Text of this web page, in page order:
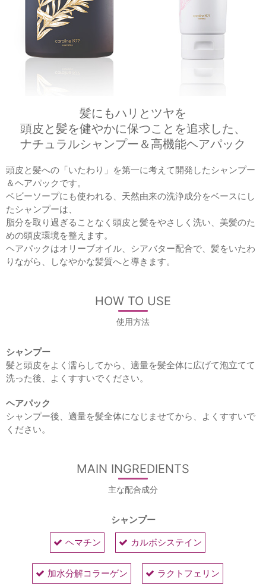
髪にもハリとツヤを
頭皮と髪を健やかに保つことを追求した、
ナチュラルシャンプー＆高機能ヘアパック
頭皮と髪への「いたわり」を第一に考えて開発したシャンプー
＆ヘアパックです。
ベビーソープにも使われる、天然由来の洗浄成分をベースにし
たシャンプーは、
脂分を取り過ぎることなく頭皮と髪をやさしく洗い、美髪のた
めの頭皮環境を整えます。
ヘアパックはオリーブオイル、シアバター配合で、髪をいたわ
りながら、しなやかな髪質へと導きます。
HOW TO USE
使用方法
シャンプー
髪と頭皮をよく濡らしてから、適量を髪全体に広げて泡立てて
洗った後、よくすすいでください。
ヘアパック
シャンプー後、適量を髪全体になじませてから、よくすすいで
ください。
MAIN INGREDIENTS
主な配合成分
シャンプー
ヘマチン
カルボシステイン
加水分解コラーゲン ラクトフェリン